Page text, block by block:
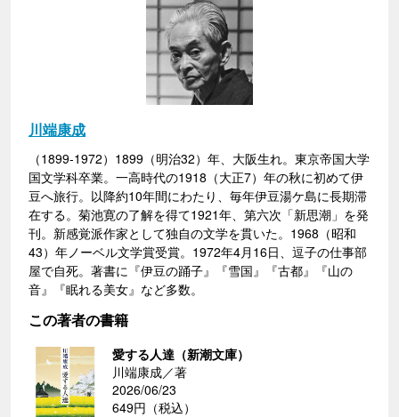
川端康成
（1899-1972）1899（明治32）年、大阪生れ。東京帝国大学
国文学科卒業。一高時代の1918（大正7）年の秋に初めて伊
豆へ旅行。以降約10年間にわたり、毎年伊豆湯ケ島に長期滞
在する。菊池寛の了解を得て1921年、第六次「新思潮」を発
刊。新感覚派作家として独自の文学を貫いた。1968（昭和
43）年ノーベル文学賞受賞。1972年4月16日、逗子の仕事部
屋で自死。著書に『伊豆の踊子』『雪国』『古都』『山の
音』『眠れる美女』など多数。
この著者の書籍
愛する人達（新潮文庫）
川端康成／著
2026/06/23
649円（税込）